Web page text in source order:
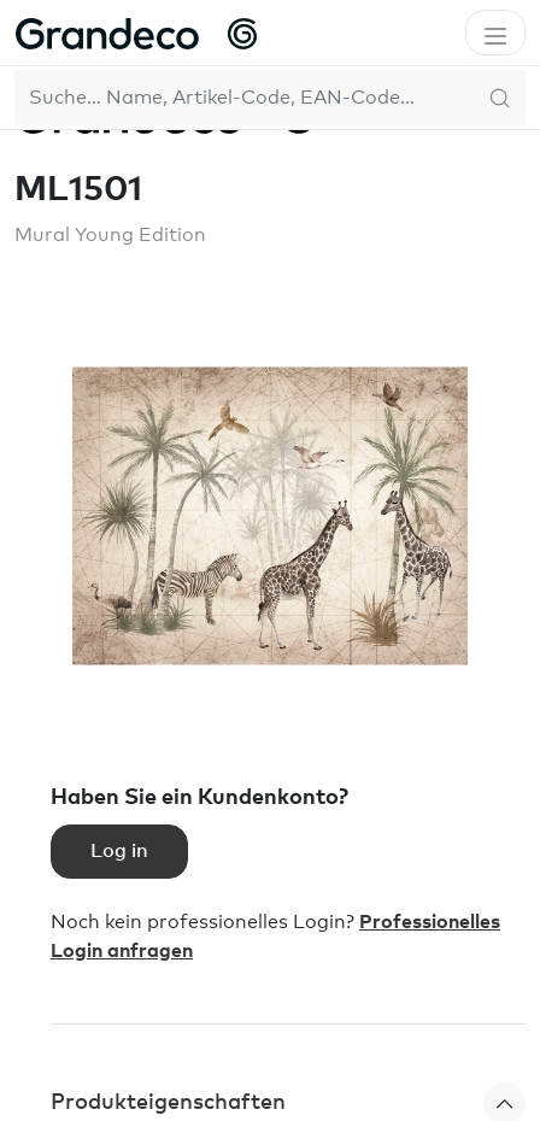
Home Mural Young Edition
ML1501
Mural Young Edition
Haben Sie ein Kundenkonto?
Log in
Noch kein professionelles Login? Professionelles
Login anfragen
Produkteigenschaften